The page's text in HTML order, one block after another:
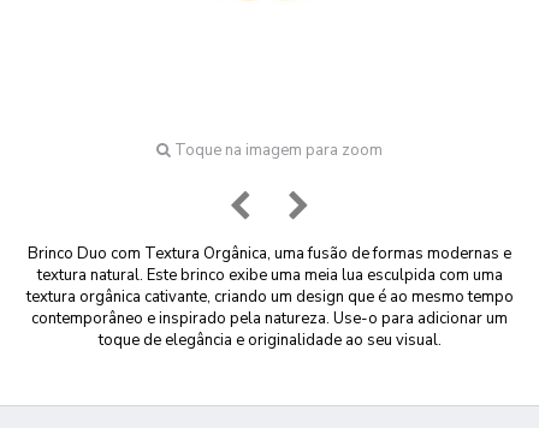
Toque na imagem para zoom
Brinco Duo com Textura Orgânica, uma fusão de formas modernas e
textura natural. Este brinco exibe uma meia lua esculpida com uma
textura orgânica cativante, criando um design que é ao mesmo tempo
contemporâneo e inspirado pela natureza. Use-o para adicionar um
toque de elegância e originalidade ao seu visual.